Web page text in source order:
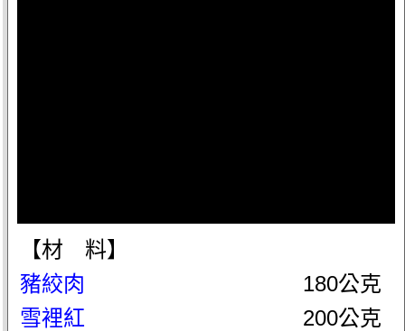
【材 料】
豬絞肉
180公克
雪裡紅
200公克